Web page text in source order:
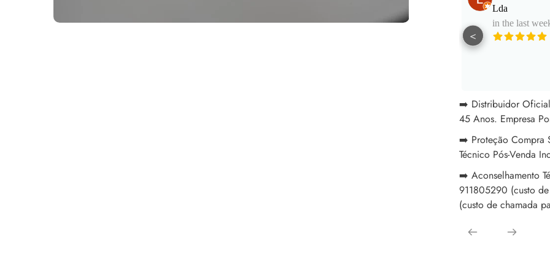
Lda
in the last
<
➡️ Distribuidor
45 Anos. Empresa
➡️ Proteção Compra
Técnico Pós-Venda
➡️ Aconselhamento
911805290 (custo
(custo de chamada